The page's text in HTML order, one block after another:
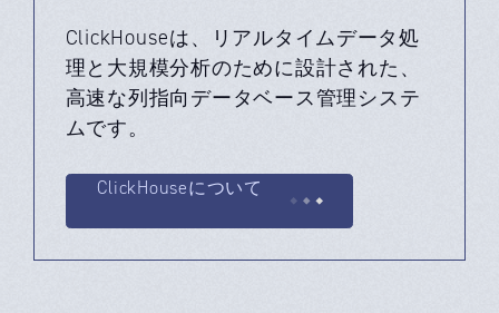
ClickHouseは、リアルタイムデータ処
理と大規模分析のために設計された、
高速な列指向データベース管理システ
ムです。
ClickHouseについて